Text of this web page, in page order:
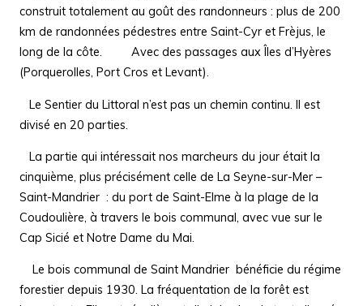
construit totalement au goût des randonneurs : plus de 200
km de randonnées pédestres entre Saint-Cyr et Frèjus, le
long de la côte. Avec des passages aux Îles d’Hyères
(Porquerolles, Port Cros et Levant).
Le Sentier du Littoral n’est pas un chemin continu. Il est
divisé en 20 parties.
La partie qui intéressait nos marcheurs du jour était la
cinquième, plus précisément celle deLa Seyne-sur-Mer –
Saint-Mandrier : du port de Saint-Elme à la plage de la
Coudoulière, à travers le bois communal, avec vue sur le
Cap Sicié et Notre Dame du Mai.
Le bois communal de Saint Mandrier bénéficie du régime
forestier depuis 1930. La fréquentation de la forêt est